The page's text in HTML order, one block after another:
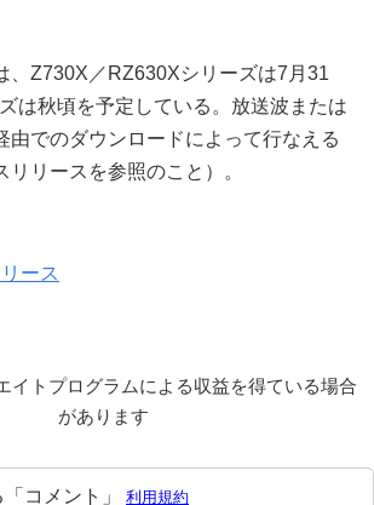
Z730X／RZ630Xシリーズは7月31
は秋頃を予定している。放送波または
由でのダウンロードによって行なえる
リリースを参照のこと）。
ース
イトプログラムによる収益を得ている場合
があります